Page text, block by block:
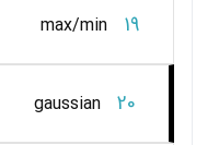
19
max/min
20
gaussian